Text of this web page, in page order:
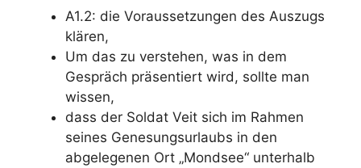
A1.2: die Voraussetzungen des Auszugs
klären,
Um das zu verstehen, was in dem
Gespräch präsentiert wird, sollte man
wissen,
dass der Soldat Veit sich im Rahmen
seines Genesungsurlaubs in den
abgelegenen Ort „Mondsee“ unterhalb